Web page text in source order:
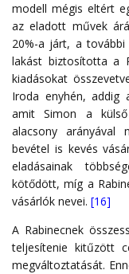
modell mégis eltért
az eladott művek
20%-a járt, a
lakást biztosította a
kiadásokat
Iroda enyhén, addig
amit Simon a
alacsony arányával
bevétel is kevés
eladásainak
kötődött, míg a
vásárlók nevei. [16]
A Rabinecnek
teljesítenie kitűzött
megváltoztatását.